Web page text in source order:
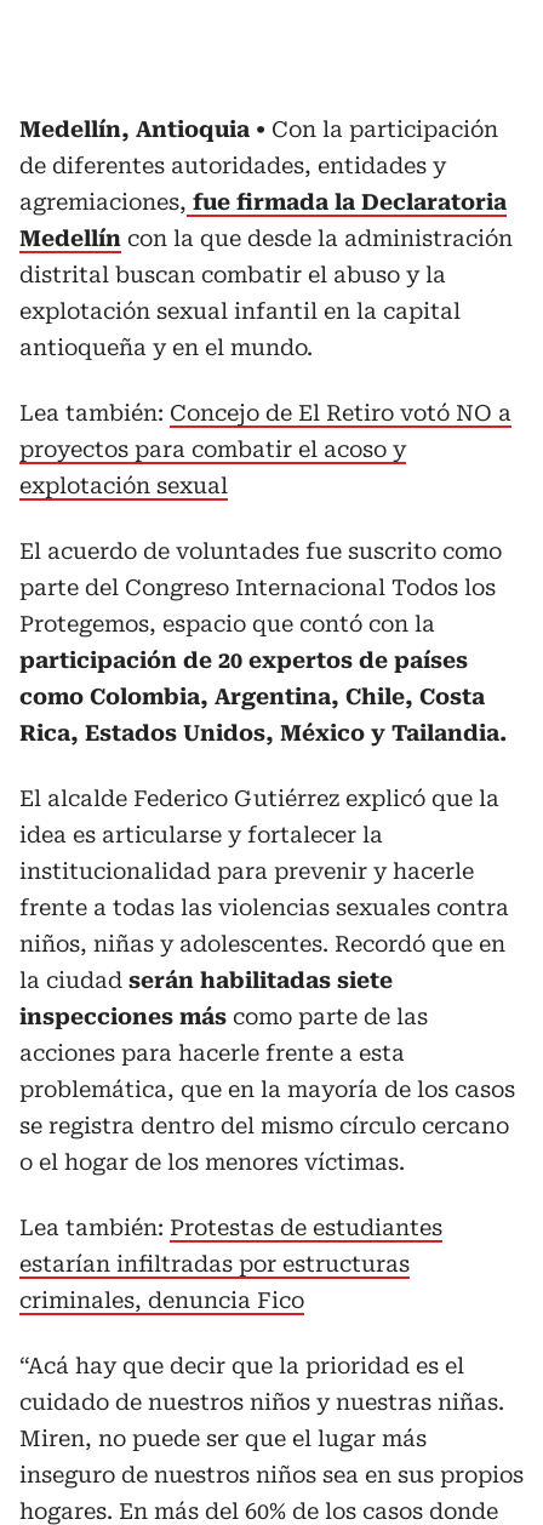
Medellín, Antioquia
Con la participación
de diferentes autoridades, entidades y
agremiaciones, fue firmada la Declaratoria
Medellín con la que desde la administración
distrital buscan combatir el abuso y la
explotación sexual infantil en la capital
antioqueña y en el mundo.
Lea también: Concejo de El Retiro votó NO a
proyectos para combatir el acoso y
explotación sexual
El acuerdo de voluntades fue suscrito como
parte del Congreso Internacional Todos los
Protegemos, espacio que contó con la
participación de 20 expertos de países
como Colombia, Argentina, Chile, Costa
Rica, Estados Unidos, México y Tailandia.
El alcalde Federico Gutiérrez explicó que la
idea es articularse y fortalecer la
institucionalidad para prevenir y hacerle
frente a todas las violencias sexuales contra
niños, niñas y adolescentes. Recordó que en
la ciudad serán habilitadas siete
inspecciones más como parte de las
acciones para hacerle frente a esta
problemática, que en la mayoría de los casos
se registra dentro del mismo círculo cercano
o el hogar de los menores víctimas.
Lea también: Protestas de estudiantes
estarían infiltradas por estructuras
criminales, denuncia Fico
“Acá hay que decir que la prioridad es el
cuidado de nuestros niños y nuestras niñas.
Miren, no puede ser que el lugar más
inseguro de nuestros niños sea en sus propios
hogares. En más del 60% de los casos donde